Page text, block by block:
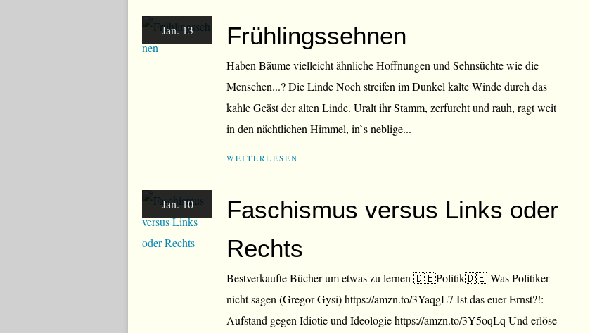
Jan. 13 Frühlingssehnen
Haben Bäume vielleicht ähnliche Hoffnungen und Sehnsüchte wie die
Menschen...? Die Linde Noch streifen im Dunkel kalte Winde durch das
kahle Geäst der alten Linde. Uralt ihr Stamm, zerfurcht und rauh, ragt weit
in den nächtlichen Himmel, in`s neblige...
WEITERLESEN
Jan. 10
Faschismus versus Links oder
Rechts
Bestverkaufte Bücher um etwas zu lernen 🇩🇪Politik🇩🇪 Was Politiker
nicht sagen (Gregor Gysi) https://amzn.to/3YaqgL7 Ist das euer Ernst?!:
Aufstand gegen Idiotie und Ideologie https://amzn.to/3Y5oqLq Und erlöse